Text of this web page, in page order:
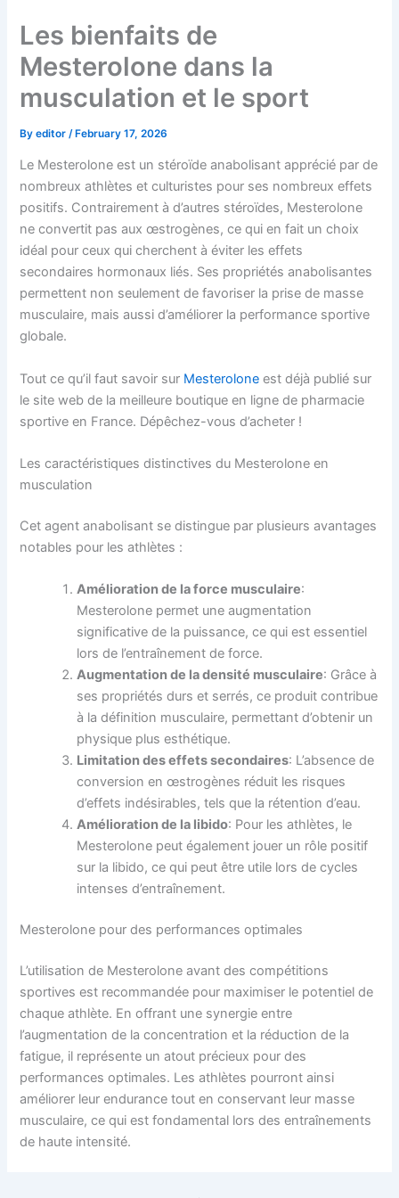
content
Les bienfaits de
Mesterolone dans la
musculation et le sport
Byeditor/February 17, 2026
Le Mesterolone est un stéroïde anabolisant apprécié par de
nombreux athlètes et culturistes pour ses nombreux effets
positifs. Contrairement à d’autres stéroïdes, Mesterolone
ne convertit pas aux œstrogènes, ce qui en fait un choix
idéal pour ceux qui cherchent à éviter les effets
secondaires hormonaux liés. Ses propriétés anabolisantes
permettent non seulement de favoriser la prise de masse
musculaire, mais aussi d’améliorer la performance sportive
globale.
Tout ce qu’il faut savoir sur Mesterolone est déjà publié sur
le site web de la meilleure boutique en ligne de pharmacie
sportive en France. Dépêchez-vous d’acheter !
Les caractéristiques distinctives du Mesterolone en
musculation
Cet agent anabolisant se distingue par plusieurs avantages
notables pour les athlètes :
Amélioration de la force musculaire:
Mesterolone permet une augmentation
significative de la puissance, ce qui est essentiel
lors de l’entraînement de force.
Augmentation de la densité musculaire: Grâce à
ses propriétés durs et serrés, ce produit contribue
à la définition musculaire, permettant d’obtenir un
physique plus esthétique.
Limitation des effets secondaires: L’absence de
conversion en œstrogènes réduit les risques
d’effets indésirables, tels que la rétention d’eau.
Amélioration de la libido: Pour les athlètes, le
Mesterolone peut également jouer un rôle positif
sur la libido, ce qui peut être utile lors de cycles
intenses d’entraînement.
Mesterolone pour des performances optimales
L’utilisation de Mesterolone avant des compétitions
sportives est recommandée pour maximiser le potentiel de
chaque athlète. En offrant une synergie entre
l’augmentation de la concentration et la réduction de la
fatigue, il représente un atout précieux pour des
performances optimales. Les athlètes pourront ainsi
améliorer leur endurance tout en conservant leur masse
musculaire, ce qui est fondamental lors des entraînements
de haute intensité.